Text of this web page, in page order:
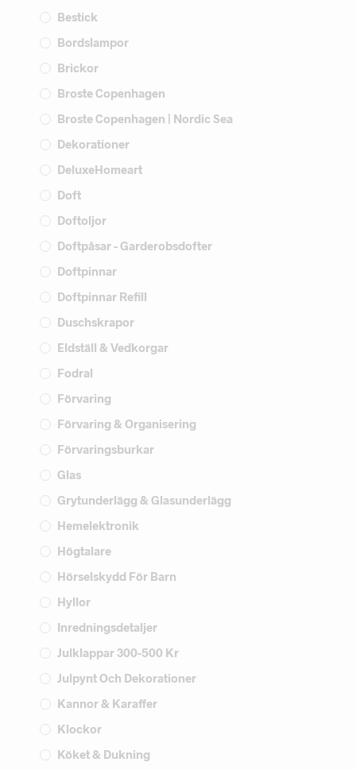
Bestick
Bordslampor
Brickor
Broste Copenhagen
Broste Copenhagen | Nordic Sea
Dekorationer
DeluxeHomeart
Doft
Doftoljor
Doftpåsar - Garderobsdofter
Doftpinnar
Doftpinnar Refill
Duschskrapor
Eldställ & Vedkorgar
Fodral
Förvaring
Förvaring & Organisering
Förvaringsburkar
Glas
Grytunderlägg & Glasunderlägg
Hemelektronik
Högtalare
Hörselskydd För Barn
Hyllor
Inredningsdetaljer
Julklappar 300-500 Kr
Julpynt Och Dekorationer
Kannor & Karaffer
Klockor
Köket & Dukning